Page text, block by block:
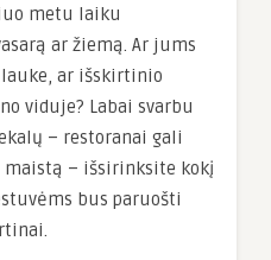
metu laiku
ar žiemą. Ar jums
lauke, ar išskirtinio
viduje? Labai svarbu
– restoranai gali
– išsirinksite kokį
bus paruošti